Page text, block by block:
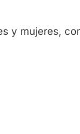
y mujeres,